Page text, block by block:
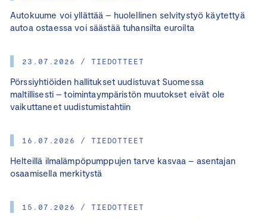
Autokuume voi yllättää – huolellinen selvitystyö käytettyä
autoa ostaessa voi säästää tuhansilta euroilta
23.07.2026 / TIEDOTTEET
Pörssiyhtiöiden hallitukset uudistuvat Suomessa
maltillisesti – toimintaympäristön muutokset eivät ole
vaikuttaneet uudistumistahtiin
16.07.2026 / TIEDOTTEET
Helteillä ilmalämpöpumppujen tarve kasvaa – asentajan
osaamisella merkitystä
15.07.2026 / TIEDOTTEET